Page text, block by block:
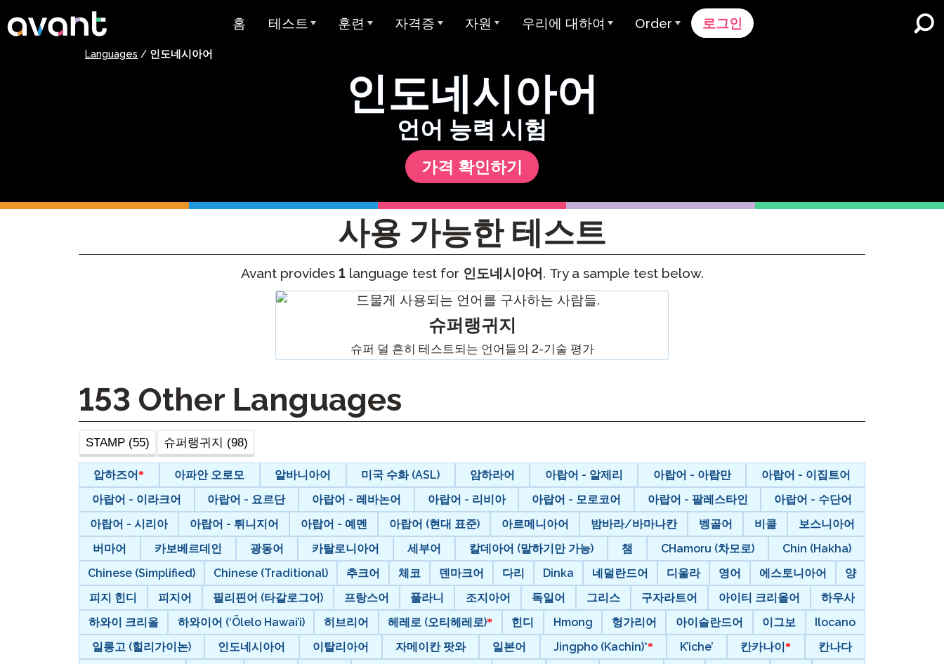
Skip to main content
홈
테스트
모든 STAMP 테스트
STAMP 4S
STAMP WS
STAMPe
STAMP Pro
STAMP 단일 언어
STAMP 의료
SHL 테스트 디자인
SHL 테스트 섹션 설명
아랍어 능력 시험 (APT)
테스트 언어
재시도 요청
훈련
아방 MORE 러닝 아방 MORE 러닝
MEDLI (이중 언어 몰입)
MORE 학습에 연락하기
미라 언어 학습
비디오 튜토리얼
사용자 가이드
자격증
Avant 디지털 배지
양언어 구사 주 씰
글로벌 양언어 숙달 인증서
자원
사용자 가이드
글쓰기 예시
STAMP 개인 보고서
연구
통합 ClassLink
Ellevation
클레버 온보딩
비디오 튜토리얼
팟캐스트
블로그
우리에 대하여
우리가 봉사하는 대상
우리 팀
평가자 & 평가 등급
커리어
협업
신뢰 & 준수
Order 로그인
Languages / 인도네시아어
인도네시아어
언어 능력 시험
가격 확인하기
사용 가능한 테스트
Avant provides 1 language test for 인도네시아어. Try a sample test below.
슈퍼랭귀지
슈퍼 덜 흔히 테스트되는 언어들의 2-기술 평가
153 Other Languages
STAMP (55) 슈퍼랭귀지 (98)
압하즈어 아파안 오로모 알바니아어 미국 수화 (ASL) 암하라어 아랍어 - 알제리 아랍어 - 아랍만
아랍어 - 이집트어
아랍어 - 이라크어
아랍어 - 요르단 아랍어 - 레바논어 아랍어 - 리비아 아랍어 - 모로코어 아랍어 - 팔레스타인
아랍어 - 수단어
아랍어 - 시리아
아랍어 - 튀니지어 아랍어 - 예멘 아랍어 (현대 표준) 아르메니아어 밤바라/바마나칸 벵골어 비콜
보스니아어
버마어
카보베르데인 광동어 카탈로니아어 세부어 칼데아어 (말하기만 가능) 챔 CHamoru (차모로)
Chin (Hakha)
Chinese (Simplified)
Chinese (Traditional) 추크어 체코 덴마크어 다리 Dinka 네덜란드어 디울라 영어 에스토니아어
양
피지 힌디
피지어 필리핀어 (타갈로그어) 프랑스어 풀라니 조지아어 독일어 그리스 구자라트어 아이티 크리올어
하우사
하와이 크리올
하와이어 (‘Ōlelo Hawai’i) 히브리어 헤레로 (오티헤레로) 힌디 Hmong 헝가리어 아이슬란드어 이그보
Ilocano
일롱고 (힐리가이논)
인도네시아어 이탈리아어 자메이칸 팟와 일본어 Jingpho (Kachin)* K’iche’ 칸카나이
칸나다